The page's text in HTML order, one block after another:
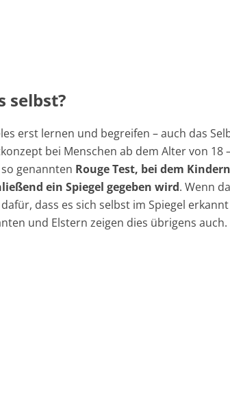
selbst?
erst lernen und begreifen – auch das
bei Menschen ab dem Alter von 18
genannten Rouge Test, bei dem
ein Spiegel gegeben wird. Wenn
dass es sich selbst im Spiegel
und Elstern zeigen dies übrigens auch.